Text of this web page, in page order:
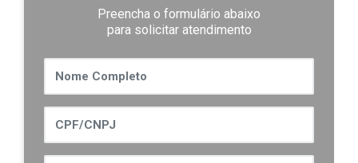
Preencha o formulário abaixo
para solicitar atendimento